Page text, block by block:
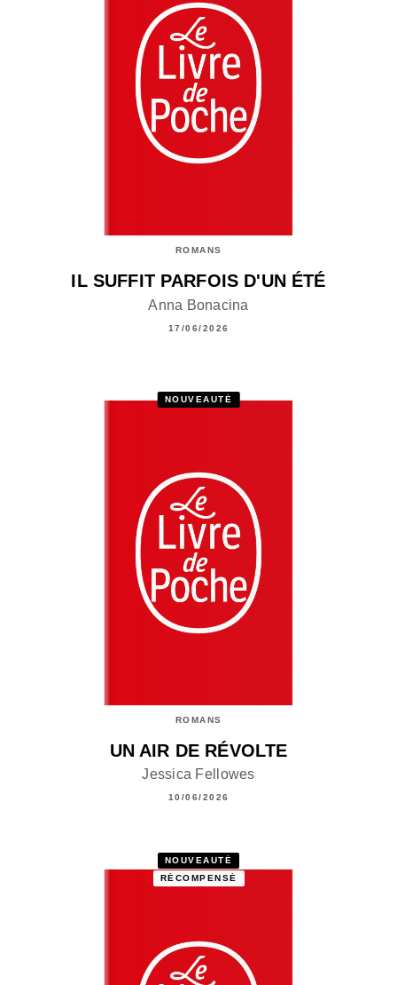
ROMANS
IL SUFFIT PARFOIS D'UN ÉTÉ
Anna Bonacina
17/06/2026
NOUVEAUTÉ
ROMANS
UN AIR DE RÉVOLTE
Jessica Fellowes
10/06/2026
NOUVEAUTÉ
RÉCOMPENSÉ